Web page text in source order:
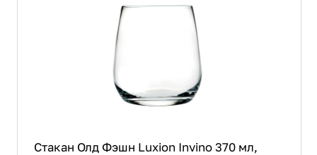
Стакан Олд Фэшн Luxion Invino 370 мл,